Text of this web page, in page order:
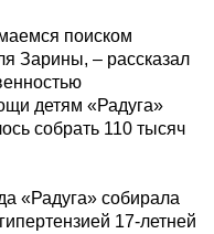
поиском
Зарины, – рассказал
детям «Радуга»
собрать 110 тысяч
«Радуга» собирала
17-летней